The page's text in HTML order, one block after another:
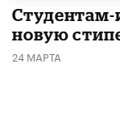
новую
24 МАРТА